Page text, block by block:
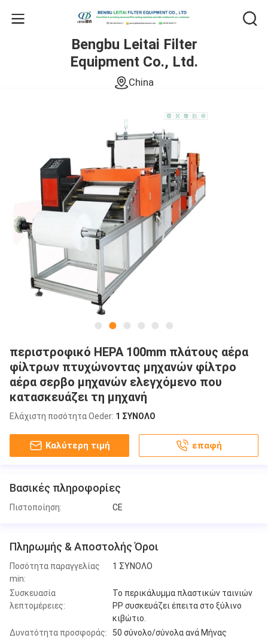
Bengbu Leitai Filter
Equipment Co., Ltd.
China
περιστροφικό HEPA 100mm πλάτους αέρα
φίλτρων πτυχώνοντας μηχανών φίλτρο
αέρα σερβο μηχανών ελεγχόμενο που
κατασκευάζει τη μηχανή
Ελάχιστη ποσότητα Oeder: 1 ΣΥΝΟΛΟ
Καλύτερη τιμή επαφή
Βασικές πληροφορίες
Πιστοποίηση: CE
Πληρωμής & Αποστολής Όροι
Ποσότητα παραγγελίας
min:
1 ΣΥΝΟΛΟ
Συσκευασία
λεπτομέρειες:
Το περικάλυμμα πλαστικών ταινιών
PP συσκευάζει έπειτα στο ξύλινο
κιβώτιο.
Δυνατότητα προσφοράς:
50 σύνολο/σύνολα ανά Μήνας